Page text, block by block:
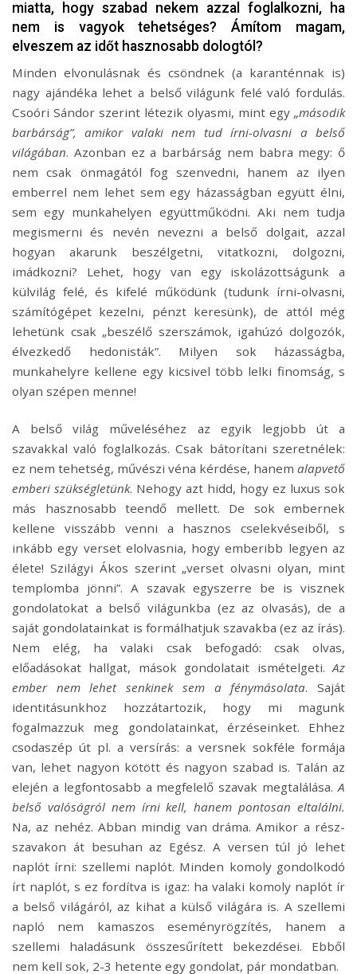
miatta, hogy szabad nekem azzal foglalkozni, ha
nem is vagyok tehetséges? Ámítom magam,
elveszem az időt hasznosabb dologtól?
Minden elvonulásnak és csöndnek (a karanténnak is)
nagy ajándéka lehet a belső világunk felé való fordulás.
Csoóri Sándor szerint létezik olyasmi, mint egy „második
barbárság”, amikor valaki nem tud írni-olvasni a belső
világában. Azonban ez a barbárság nem babra megy: ő
nem csak önmagától fog szenvedni, hanem az ilyen
emberrel nem lehet sem egy házasságban együtt élni,
sem egy munkahelyen együttműködni. Aki nem tudja
megismerni és nevén nevezni a belső dolgait, azzal
hogyan akarunk beszélgetni, vitatkozni, dolgozni,
imádkozni? Lehet, hogy van egy iskolázottságunk a
külvilág felé, és kifelé működünk (tudunk írni-olvasni,
számítógépet kezelni, pénzt keresünk), de attól még
lehetünk csak „beszélő szerszámok, igahúzó dolgozók,
élvezkedő hedonisták”. Milyen sok házasságba,
munkahelyre kellene egy kicsivel több lelki finomság, s
olyan szépen menne!
A belső világ műveléséhez az egyik legjobb út a
szavakkal való foglalkozás. Csak bátorítani szeretnélek:
ez nem tehetség, művészi véna kérdése, hanem alapvető
emberi szükségletünk. Nehogy azt hidd, hogy ez luxus sok
más hasznosabb teendő mellett. De sok embernek
kellene visszább venni a hasznos cselekvéseiből, s
inkább egy verset elolvasnia, hogy emberibb legyen az
élete! Szilágyi Ákos szerint „verset olvasni olyan, mint
templomba jönni”. A szavak egyszerre be is visznek
gondolatokat a belső világunkba (ez az olvasás), de a
saját gondolatainkat is formálhatjuk szavakba (ez az írás).
Nem elég, ha valaki csak befogadó: csak olvas,
előadásokat hallgat, mások gondolatait ismételgeti.Az
ember nem lehet senkinek sem a fénymásolata. Saját
identitásunkhoz hozzátartozik, hogy mi magunk
fogalmazzuk meg gondolatainkat, érzéseinket. Ehhez
csodaszép út pl. a versírás: a versnek sokféle formája
van, lehet nagyon kötött és nagyon szabad is. Talán az
elején a legfontosabb a megfelelő szavak megtalálása.A
belső valóságról nem írni kell, hanem pontosan eltalálni.
Na, az nehéz. Abban mindig van dráma. Amikor a rész-
szavakon át besuhan az Egész. A versen túl jó lehet
naplót írni: szellemi naplót. Minden komoly gondolkodó
írt naplót, s ez fordítva is igaz: ha valaki komoly naplót ír
a belső világáról, az kihat a külső világára is. A szellemi
napló nem kamaszos eseményrögzítés, hanem a
szellemi haladásunk összesűrített bekezdései. Ebből
nem kell sok, 2-3 hetente egy gondolat, pár mondatban.